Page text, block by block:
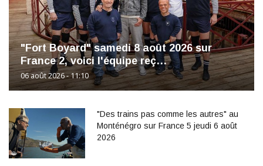
"Fort Boyard" samedi 8 août 2026 sur
France 2, voici l'équipe reç…
06 août 2026 - 11:10
"Des trains pas comme les autres" au
Monténégro sur France 5 jeudi 6 août
2026